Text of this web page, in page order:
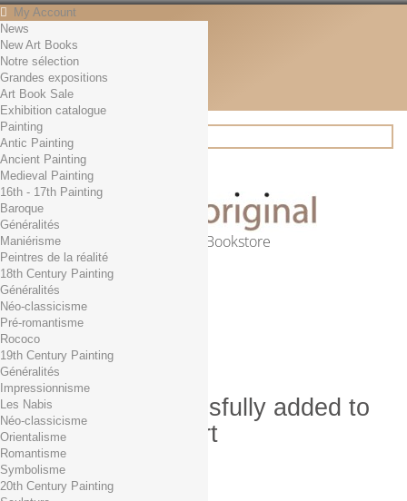
My Account
Contact
English
English
Français
News
Search
Online Art Bookstore
Cart (empty)
No products
Free shipping!
0,00 € Total
Check out
Product successfully added to
your shopping cart
Quantity
Total
News
New Art Books
Notre sélection
Grandes expositions
Art Book Sale
Exhibition catalogue
Painting
Antic Painting
Ancient Painting
Medieval Painting
16th - 17th Painting
Baroque
Généralités
Maniérisme
Peintres de la réalité
18th Century Painting
Généralités
Néo-classicisme
Pré-romantisme
Rococo
19th Century Painting
Généralités
Impressionnisme
Les Nabis
Néo-classicisme
Orientalisme
Romantisme
Symbolisme
20th Century Painting